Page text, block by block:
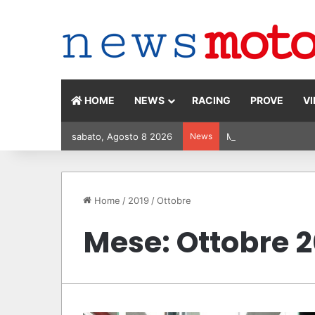
HOME NEWS RACING PROVE
sabato, Agosto 8 2026 News MotoGP Olanda
Home / 2019 /Ottobre
Mese: Ottobre